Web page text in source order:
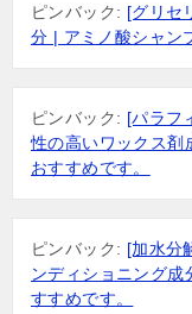
ピンバック: [グリセ
分 | アミノ酸シャン
ピンバック: [パラフ
性の高いワックス剤
おすすめです。
ピンバック: [加水分
ンディショニング
すすめです。